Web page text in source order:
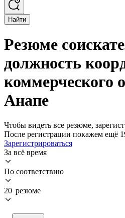
Найти
Резюме
должность
коммерческого
Анапе
Чтобы видеть все резюме,
После регистрации покажем ещё
Зарегистрироваться
За всё время
По соответствию
20 резюме